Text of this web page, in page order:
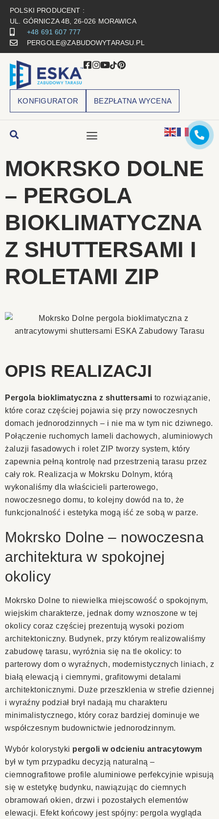
POLSKI PRODUCENT :
UL. GÓRNICZA 4B, 26-026 MORAWICA
+48 691 607 777
PERGOLE@ZABUDOWYTARASU.PL
KONFIGURATOR BEZPŁATNA WYCENA
MOKRSKO DOLNE
– PERGOLA
BIOKLIMATYCZNA
Z SHUTTERSAMI I
ROLETAMI ZIP
OPIS REALIZACJI
Pergola bioklimatyczna z shuttersami to rozwiązanie,
które coraz częściej pojawia się przy nowoczesnych
domach jednorodzinnych – i nie ma w tym nic dziwnego.
Połączenie ruchomych lameli dachowych, aluminiowych
żaluzji fasadowych i rolet ZIP tworzy system, który
zapewnia pełną kontrolę nad przestrzenią tarasu przez
cały rok. Realizacja w Mokrsku Dolnym, którą
wykonaliśmy dla właścicieli parterowego,
nowoczesnego domu, to kolejny dowód na to, że
funkcjonalność i estetyka mogą iść ze sobą w parze.
Mokrsko Dolne – nowoczesna
architektura w spokojnej
okolicy
Mokrsko Dolne to niewielka miejscowość o spokojnym,
wiejskim charakterze, jednak domy wznoszone w tej
okolicy coraz częściej prezentują wysoki poziom
architektoniczny. Budynek, przy którym realizowaliśmy
zabudowę tarasu, wyróżnia się na tle okolicy: to
parterowy dom o wyraźnych, modernistycznych liniach, z
białą elewacją i ciemnymi, grafitowymi detalami
architektonicznymi. Duże przeszklenia w strefie dziennej
i wyraźny podział brył nadają mu charakteru
minimalistycznego, który coraz bardziej dominuje we
współczesnym budownictwie jednorodzinnym.
Wybór kolorystyki pergoli w odcieniu antracytowym
był w tym przypadku decyzją naturalną –
ciemnografitowe profile aluminiowe perfekcyjnie wpisują
się w estetykę budynku, nawiązując do ciemnych
obramowań okien, drzwi i pozostałych elementów
elewacji. Efekt końcowy jest spójny: pergola wygląda